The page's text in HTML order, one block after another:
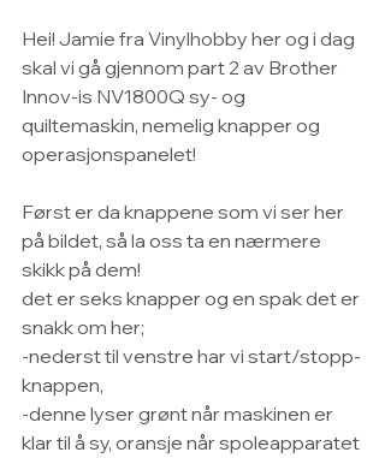
Hei! Jamie fra Vinylhobby her og i dag
skal vi gå gjennom part 2 av Brother
Innov-is NV1800Q sy- og
quiltemaskin, nemelig knapper og
operasjonspanelet!
Først er da knappene som vi ser her
på bildet, så la oss ta en nærmere
skikk på dem!
det er seks knapper og en spak det er
snakk om her;
-nederst til venstre har vi start/stopp-
knappen,
-denne lyser grønt når maskinen er
klar til å sy, oransje når spoleapparatet